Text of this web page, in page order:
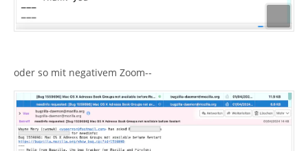
oder so mit negativem Zoom--